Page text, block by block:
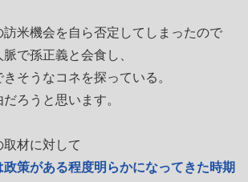
米機会を自ら否定してしまったので
で孫正義と会食し、
きそうなコネを探っている。
ろうと思います。
材に対して
政策がある程度明らかになってきた時期